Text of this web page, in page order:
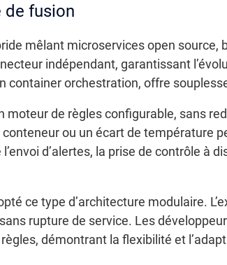
de fusion
mêlant microservices open source,
indépendant, garantissant
container orchestration, offre
moteur de règles configurable, sans
conteneur ou un écart de température
d’alertes, la prise de contrôle à
ce type d’architecture modulaire.
rupture de service. Les
démontrant la flexibilité et